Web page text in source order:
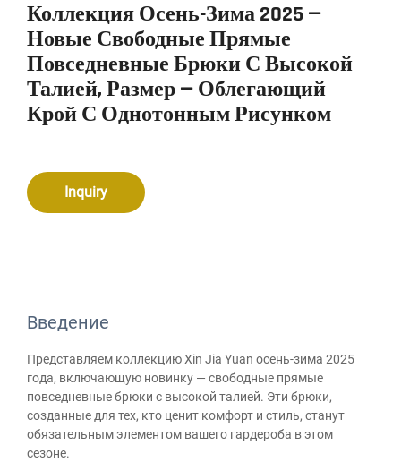
Коллекция Осень-Зима 2025 —
Новые Свободные Прямые
Повседневные Брюки С Высокой
Талией, Размер — Облегающий
Крой С Однотонным Рисунком
Inquiry
Введение
Представляем коллекцию Xin Jia Yuan осень-зима 2025
года, включающую новинку — свободные прямые
повседневные брюки с высокой талией. Эти брюки,
созданные для тех, кто ценит комфорт и стиль, станут
обязательным элементом вашего гардероба в этом
сезоне.